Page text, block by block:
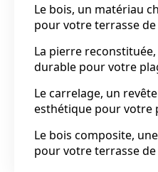
Le bois, un matériau
pour votre terrasse
La pierre
durable pour votre
Le carrelage, un
esthétique pour votre
Le bois composite,
pour votre terrasse